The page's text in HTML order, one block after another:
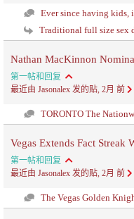
Ever since having kids,
Traditional full size sex
Nathan MacKinnon
第一帖和回复
最近由 Jasonalex 发的贴, 2月 前
TORONTO The
Vegas Extends Fact Streak
第一帖和回复
最近由 Jasonalex 发的贴, 2月 前
The Vegas Golden